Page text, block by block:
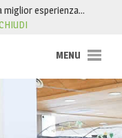
miglior esperienza…